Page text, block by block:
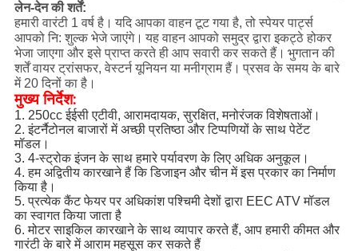
लेन-देन की शर्तें:
हमारी वारंटी 1 वर्ष है। यदि आपका वाहन टूट गया है, तो स्पेयर पार्ट्स
आपको नि: शुल्क भेजे जाएंगे। यह वाहन आपको समुद्र द्वारा इकट्ठे होकर
भेजा जाएगा और इसे प्राप्त करते ही आप सवारी कर सकते हैं। भुगतान की
शर्तें वायर ट्रांसफर, वेस्टर्न यूनियन या मनीग्राम हैं। प्रसव के समय के बारे
में 20 दिनों का है।
मुख्य निर्देश:
1. 250cc ईईसी एटीवी, आरामदायक, सुरक्षित, मनोरंजक विशेषताओं।
2. इंटर्नैटोनल बाजारों में अच्छी प्रतिष्ठा और टिप्पणियों के साथ पेटेंट
मॉडल।
3. 4-स्ट्रोक इंजन के साथ हमारे पर्यावरण के लिए अधिक अनुकूल।
4. हम अद्वितीय कारखाने हैं कि डिजाइन और चीन में इस प्रकार का निर्माण
किया है।
5. प्रत्येक कैंट फेयर पर अधिकांश पश्चिमी देशों द्वारा EEC ATV मॉडल
का स्वागत किया जाता है
6. मोटर साइकिल कारखाने के साथ व्यापार करते हैं, आप हमारी कीमत और
गारंटी के बारे में आराम महसूस कर सकते हैं